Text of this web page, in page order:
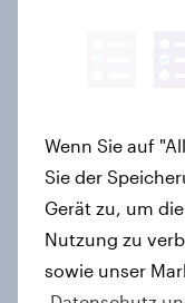
Mehrheit,
der
Zukunft“
Artikel
Wenn Sie auf
Sie der
Gerät zu, um
Nutzung zu
sowie unser